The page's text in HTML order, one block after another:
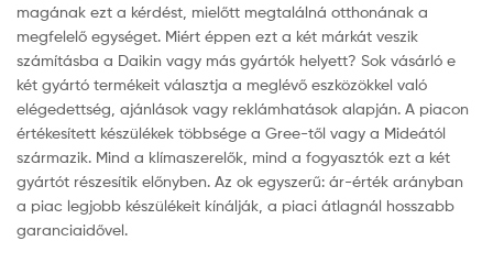
magának ezt a kérdést, mielőtt megtalálná otthonának a
megfelelő egységet. Miért éppen ezt a két márkát veszik
számításba a Daikin vagy más gyártók helyett? Sok vásárló e
két gyártó termékeit választja a meglévő eszközökkel való
elégedettség, ajánlások vagy reklámhatások alapján. A piacon
értékesített készülékek többsége a Gree-től vagy a Mideától
származik. Mind a klímaszerelők, mind a fogyasztók ezt a két
gyártót részesítik előnyben. Az ok egyszerű: ár-érték arányban
a piac legjobb készülékeit kínálják, a piaci átlagnál hosszabb
garanciaidővel.